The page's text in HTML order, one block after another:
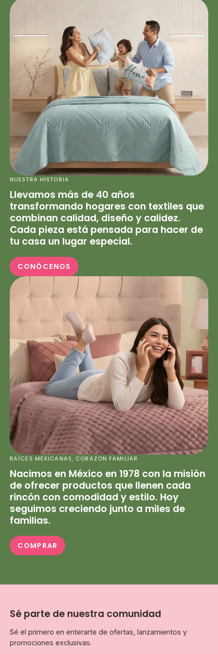
NUESTRA HISTORIA
Llevamos más de 40 años
transformando hogares con textiles que
combinan calidad, diseño y calidez.
Cada pieza está pensada para hacer de
tu casa un lugar especial.
CONÓCENOS
RAÍCES MEXICANAS, CORAZÓN FAMILIAR
Nacimos en México en 1978 con la misión
de ofrecer productos que llenen cada
rincón con comodidad y estilo. Hoy
seguimos creciendo junto a miles de
familias.
COMPRAR
Sé parte de nuestra comunidad
Sé el primero en enterarte de ofertas, lanzamientos y
promociones exclusivas.